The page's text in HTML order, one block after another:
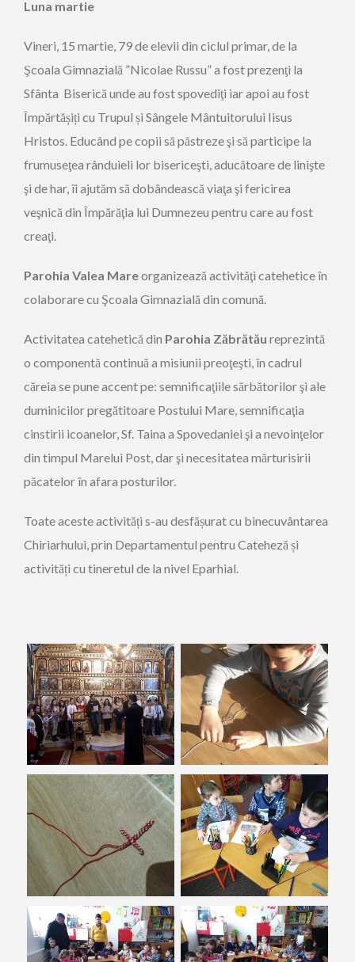
Luna martie
Vineri, 15 martie, 79 de elevii din ciclul primar, de la
Şcoala Gimnazială ”Nicolae Russu” a fost prezenţi la
Sfânta Biserică unde au fost spovediţi iar apoi au fost
Împărtășiți cu Trupul și Sângele Mântuitorului Iisus
Hristos. Educând pe copii să păstreze şi să participe la
frumuseţea rânduieli lor bisericeşti, aducătoare de linişte
şi de har, îi ajutăm să dobândească viaţa şi fericirea
veşnică din Împărăţia lui Dumnezeu pentru care au fost
creaţi.
Parohia Valea Mareorganizează activităţi catehetice în
colaborare cu Şcoala Gimnazială din comună.
Activitatea catehetică din Parohia Zăbrătău reprezintă
o componentă continuă a misiunii preoţeşti, în cadrul
căreia se pune accent pe: semnificaţiile sărbătorilor şi ale
duminicilor pregătitoare Postului Mare, semnificaţia
cinstirii icoanelor, Sf. Taina a Spovedaniei şi a nevoinţelor
din timpul Marelui Post, dar şi necesitatea mărturisirii
păcatelor în afara posturilor.
Toate aceste activități s-au desfășurat cu binecuvântarea
Chiriarhului, prin Departamentul pentru Cateheză și
activități cu tineretul de la nivel Eparhial.